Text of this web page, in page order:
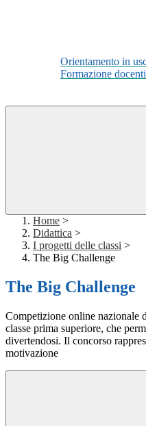
Orientamento in
Formazione docenti
Home >
Didattica >
I progetti delle classi >
The Big Challenge
The Big Challenge
Competizione online nazionale
classe prima superiore, che
divertendosi. Il concorso
motivazione